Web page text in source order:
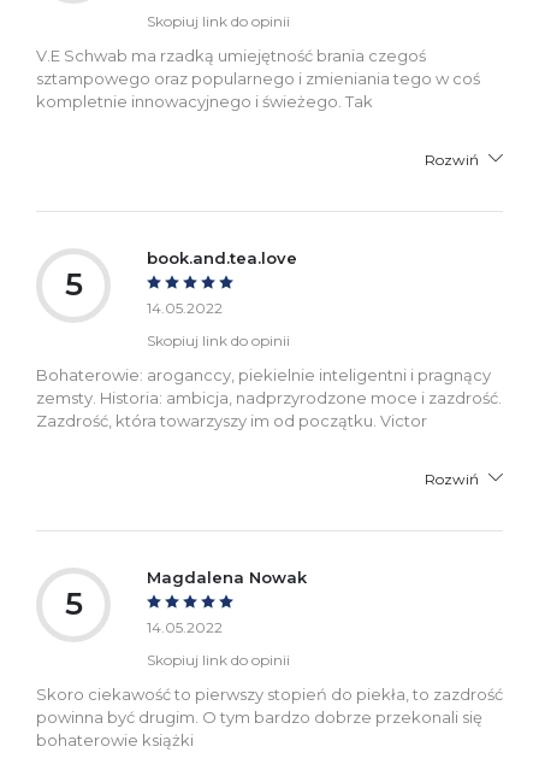
Skopiuj link do opinii
V.E Schwab ma rzadką umiejętność brania czegoś
sztampowego oraz popularnego i zmieniania tego w coś
kompletnie innowacyjnego i świeżego. Tak
Rozwiń
5
book.and.tea.love
14.05.2022
Skopiuj link do opinii
Bohaterowie: aroganccy, piekielnie inteligentni i pragnący
zemsty. Historia: ambicja, nadprzyrodzone moce i zazdrość.
Zazdrość, która towarzyszy im od początku. Victor
Rozwiń
5
Magdalena Nowak
14.05.2022
Skopiuj link do opinii
Skoro ciekawość to pierwszy stopień do piekła, to zazdrość
powinna być drugim. O tym bardzo dobrze przekonali się
bohaterowie książki